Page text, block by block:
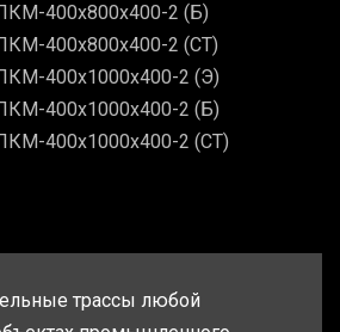
400х800х400-2 (Б)
400х800х400-2 (СТ)
400х1000х400-2 (Э)
400х1000х400-2 (Б)
400х1000х400-2 (СТ)
трассы любой